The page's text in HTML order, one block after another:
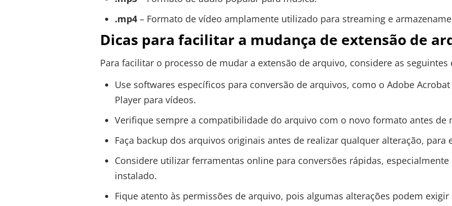
.mp4– Formato de vídeo amplamente utilizado para streaming e
Dicas para facilitar a mudança de extensão de
Para facilitar o processo de mudar a extensão de arquivo, considere as seguintes
Use softwares específicos para conversão de arquivos, como o Adobe Acrobat
Player para vídeos.
Verifique sempre a compatibilidade do arquivo com o novo formato antes de
Faça backup dos arquivos originais antes de realizar qualquer alteração, para
Considere utilizar ferramentas online para conversões rápidas,
instalado.
Fique atento às permissões de arquivo, pois algumas alterações podem